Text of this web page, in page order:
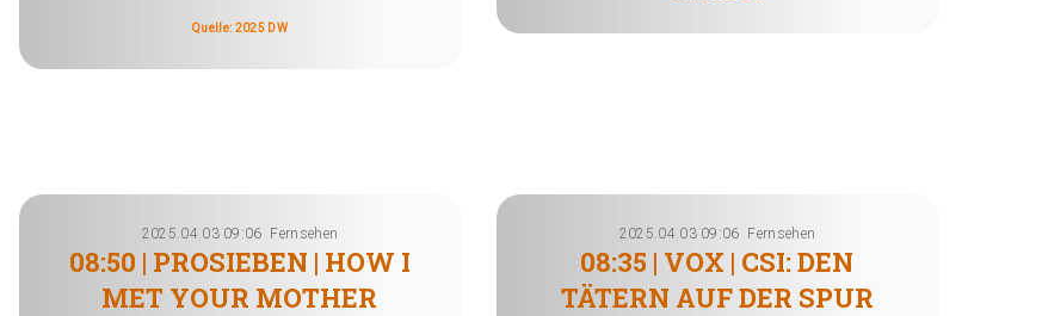
Quelle: 2025 DW
2025.04.03 09:06 Fernsehen
08:50 | PROSIEBEN | HOW I
MET YOUR MOTHER
2025.04.03 09:06 Fernsehen
08:35 | VOX | CSI: DEN
TÄTERN AUF DER SPUR